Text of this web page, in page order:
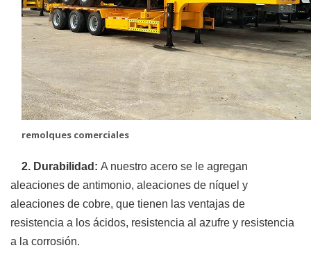
remolques comerciales
2. Durabilidad: A nuestro acero se le agregan
aleaciones de antimonio, aleaciones de níquel y
aleaciones de cobre, que tienen las ventajas de
resistencia a los ácidos, resistencia al azufre y resistencia
a la corrosión.